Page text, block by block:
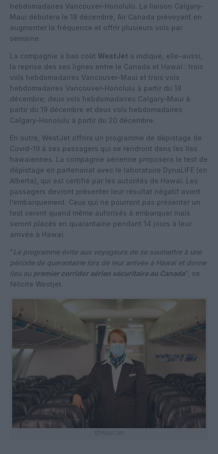
hebdomadaires Vancouver-Honolulu. La liaison Calgary-
Maui débutera le 18 décembre, Air Canada prévoyant en
augmenter la fréquence et offrir plusieurs vols par
semaine.
La compagnie à bas coût WestJet a indiqué, elle-aussi,
la reprise des ses lignes entre le Canada et Hawaï : trois
vols hebdomadaires Vancouver-Maui et trois vols
hebdomadaires Vancouver-Honolulu à partir du 18
décembre; deux vols hebdomadaires Calgary-Maui à
partir du 19 décembre et deux vols hebdomadaires
Calgary-Honolulu à partir du 20 décembre.
En outre, WestJet offrira un programme de dépistage de
Covid-19 à ses passagers qui se rendront dans les îles
hawaïennes. La compagnie aérienne proposera le test de
dépistage en partenariat avec le laboratoire DynaLIFE (en
Alberta), qui est certifié par les autorités de Hawaï. Les
passagers devront présenter leur résultat négatif avant
l’embarquement. Ceux qui ne pourront pas présenter un
test seront quand même autorisés à embarquer mais
seront placés en quarantaine pendant 14 jours à leur
arrivée à Hawaï.
“Le programme évite aux voyageurs de se soumettre à une
période de quarantaine lors de leur arrivée à Hawaï et donne
lieu au premier corridor aérien sécuritaire au Canada“, se
félicite Westjet.
@WestJet